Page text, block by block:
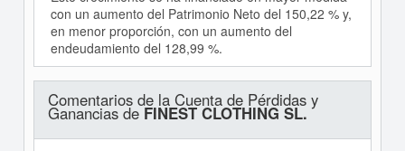
con un aumento del Patrimonio Neto del 150,22 % y,
en menor proporción, con un aumento del
endeudamiento del 128,99 %.
Comentarios de la Cuenta de Pérdidas y
Ganancias deFINEST CLOTHING SL.